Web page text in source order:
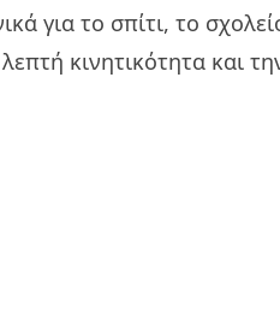
για το σπίτι, το
κινητικότητα και